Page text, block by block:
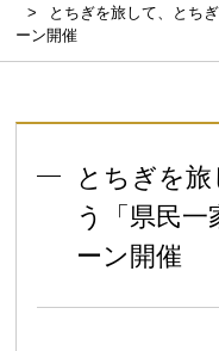
とちぎを旅して、とち
ーン開催
とちぎを
う「県民
ーン開催